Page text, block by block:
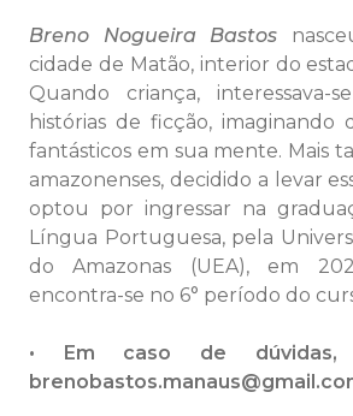
Breno Nogueira Bastos
cidade de Matão, interior do
Quando criança,
histórias de ficção, imaginando
fantásticos em sua mente. Mais
amazonenses, decidido a levar
optou por ingressar na
Língua Portuguesa, pela
do Amazonas (UEA), em
encontra-se no 6° período do
• Em caso de dúvidas,